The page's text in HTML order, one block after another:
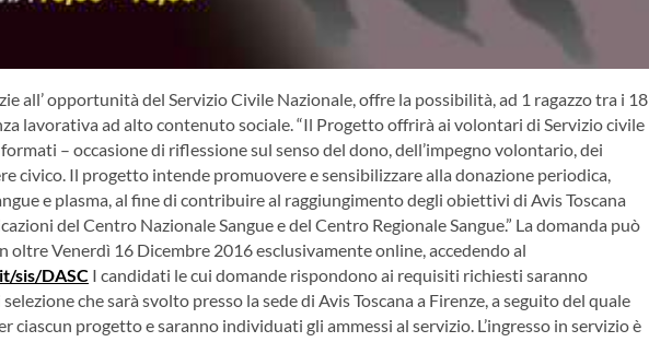
all’ opportunità del Servizio Civile Nazionale, offre la possibilità, ad 1 ragazzo tra i 18
lavorativa ad alto contenuto sociale. “Il Progetto offrirà ai volontari di Servizio civile
– occasione di riflessione sul senso del dono, dell’impegno volontario, dei
civico. Il progetto intende promuovere e sensibilizzare alla donazione periodica,
e plasma, al fine di contribuire al raggiungimento degli obiettivi di Avis Toscana
del Centro Nazionale Sangue e del Centro Regionale Sangue.” La domanda può
oltre Venerdì 16 Dicembre 2016 esclusivamente online, accedendo al
sis/DASC I candidati le cui domande rispondono ai requisiti richiesti saranno
che sarà svolto presso la sede di Avis Toscana a Firenze, a seguito del quale
ciascun progetto e saranno individuati gli ammessi al servizio. L’ingresso in servizio è